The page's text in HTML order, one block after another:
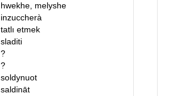
hwekhe, melyshe
inzuccherà
tatlı etmek
sladiti
?
?
soldynuot
saldināt